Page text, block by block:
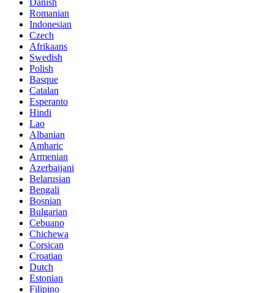
Romanian
Indonesian
Czech
Afrikaans
Swedish
Polish
Basque
Catalan
Esperanto
Hindi
Lao
Albanian
Amharic
Armenian
Azerbaijani
Belarusian
Bengali
Bosnian
Bulgarian
Cebuano
Chichewa
Corsican
Croatian
Dutch
Estonian
Filipino